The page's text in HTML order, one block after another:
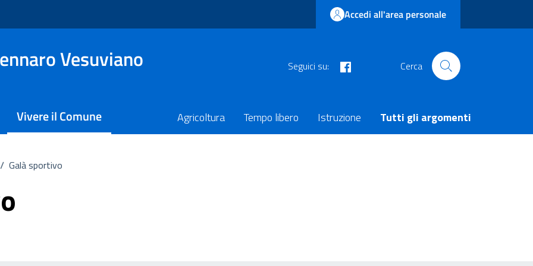
Accedi all'area personale
Vesuviano Seguici su: Cerca
Vivere il Comune Agricoltura Tempo libero Istruzione Tutti gli argomenti
/ Galà sportivo